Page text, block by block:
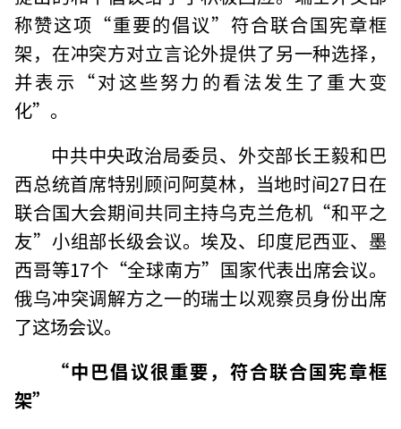
称赞这项“重要的倡议”符合联合国宪章框
架，在冲突方对立言论外提供了另一种选择，
并表示“对这些努力的看法发生了重大变
化”。
中共中央政治局委员、外交部长王毅和巴
西总统首席特别顾问阿莫林，当地时间27日在
联合国大会期间共同主持乌克兰危机“和平之
友”小组部长级会议。埃及、印度尼西亚、墨
西哥等17个“全球南方”国家代表出席会议。
俄乌冲突调解方之一的瑞士以观察员身份出席
了这场会议。
“中巴倡议很重要，符合联合国宪章框
架”